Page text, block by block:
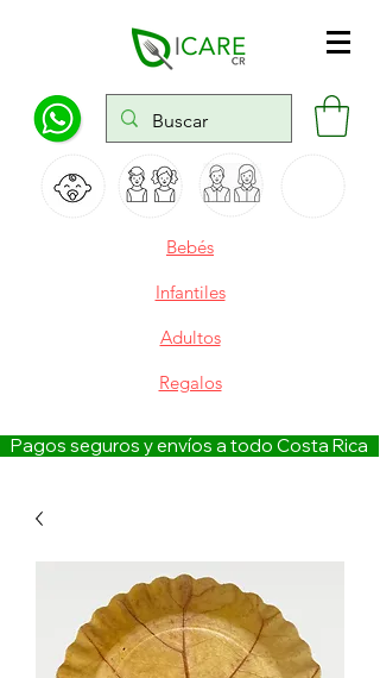
Bebés
Infantiles
Adultos
Regalos
   Pagos seguros y envíos a todo Costa Rica